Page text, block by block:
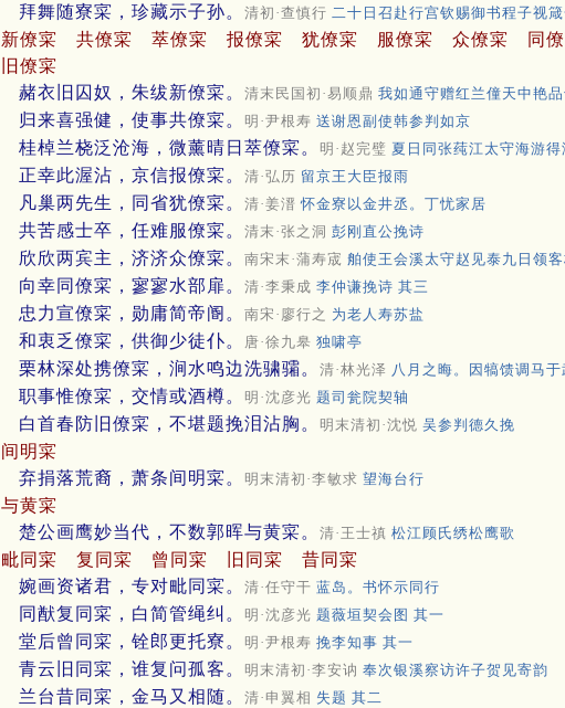
拜舞随寮寀，珍藏示子孙。 清初·查慎行 二十日召赴行宫钦赐御书程子视
新僚寀 共僚寀 萃僚寀 报僚寀 犹僚寀 服僚寀 众僚寀 同
旧僚寀
赭衣旧囚奴，朱绂新僚寀。 清末民国初·易顺鼎 我如通守赠红兰僮天中艳
归来喜强健，使事共僚寀。 明·尹根寿 送谢恩副使韩参判如京
桂棹兰桡泛沧海，微薰晴日萃僚寀。 明·赵完璧 夏日同张莼江太守海游
正幸此渥沾，京信报僚寀。 清·弘历 留京王大臣报雨
凡巢两先生，同省犹僚寀。 清·姜溍怀金寮以金井丞。丁忧家居
共苦感士卒，任难服僚寀。 清末·张之洞 彭刚直公挽诗
欣欣两宾主，济济众僚寀。 南宋末·蒲寿宬 舶使王会溪太守赵见泰九日领
向幸同僚寀，寥寥水部扉。 清·李秉成 李仲谦挽诗 其三
忠力宣僚寀，勋庸简帝阍。 南宋·廖行之 为老人寿苏盐
和衷乏僚寀，供御少徒仆。 唐·徐九皋 独啸亭
栗林深处携僚寀，涧水鸣边洗骕骦。 清·林光泽 八月之晦。因犒馈调马
职事惟僚寀，交情或酒樽。 明·沈彦光 题司瓮院契轴
白首春防旧僚寀，不堪题挽泪沾胸。 明末清初·沈悦 吴参判德久挽
间明寀
弃捐落荒裔，萧条间明寀。
明末清初·李敏求 望海台行
与黄寀
楚公画鹰妙当代，不数郭晖与黄寀。 清·王士禛 松江顾氏绣松鹰歌
毗同寀 复同寀 曾同寀 旧同寀
昔同寀
婉画资诸君，专对毗同寀。 清·任守干 蓝岛。书怀示同行
同猷复同寀，白简管绳纠。 明·沈彦光 题薇垣契会图 其一
堂后曾同寀，铨郎更托寮。 明·尹根寿 挽李知事 其一
青云旧同寀，谁复问孤客。 明末清初·李安讷 奉次银溪察访许子贺见寄韵
兰台昔同寀，金马又相随。 清·申翼相 失题 其二